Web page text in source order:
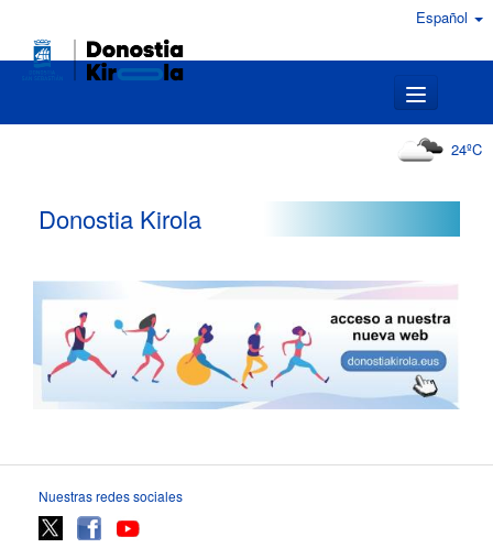
Español
Toggle
24ºC
Donostia Kirola
Nuestras redes sociales